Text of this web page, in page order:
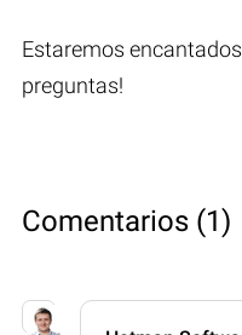
Estaremos
preguntas!
Comentarios (1)